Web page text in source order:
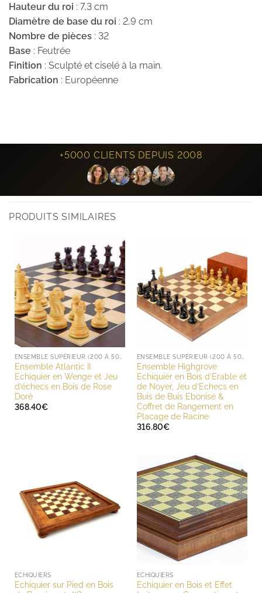
Hauteur du roi : 7,3 cm
Diamètre de base du roi : 2,9 cm
Nombre de pièces : 32
Base : Feutrée
Finition : Sculpté et ciselé à la main.
Fabrication : Européenne
+5000 CLIENTS DEPUIS 2008
PRODUITS SIMILAIRES
Ensemble Atlantic II
Echiquier en Wenge et Jeu
d’échecs en Bois de Rose
Doré
368.40€
Ensemble Highgrove
Echiquier en Bois d’Erable et
de Noyer, Jeu d’Echecs en
Buis de Buis Ebonisé &
Coffret de Rangement en
Placage de Racine
316.80€
ECHIQUIERS
Echiquier sur Pied en Bois
ECHIQUIERS
Echiquier en Bois et Effet